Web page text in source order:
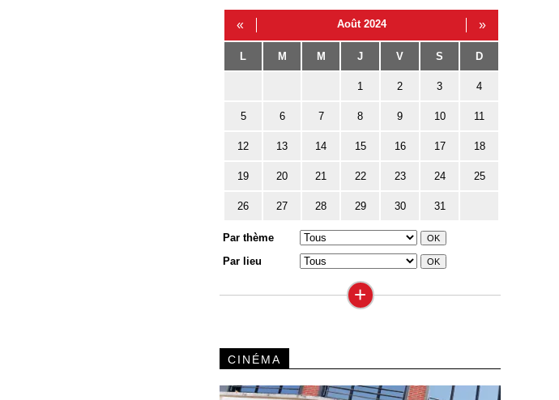
« Août 2024 »
L M M J V S D
1 2 3 4
5 6 7 8 9 10 11
12 13 14 15 16 17 18
19 20 21 22 23 24 25
26 27 28 29 30 31
Par thème
Par lieu
+
CINÉMA